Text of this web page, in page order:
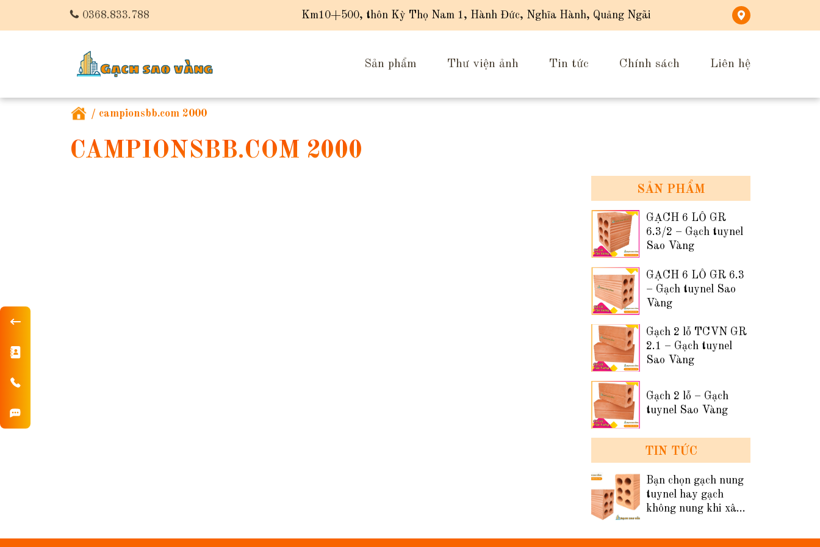
0368.833.788 Km10+500, thôn Kỳ Thọ Nam 1, Hành Đức, Nghĩa Hành, Quảng Ngãi
Sản phẩm Thư viện ảnh Tin tức Chính sách Liên hệ
/ campionsbb.com 2000
CAMPIONSBB.COM 2000
SẢN PHẨM
GẠCH 6 LỖ GR
6.3/2 – Gạch tuynel
Sao Vàng
GẠCH 6 LỖ GR 6.3
– Gạch tuynel Sao
Vàng
Gạch 2 lỗ TCVN GR
2.1 – Gạch tuynel
Sao Vàng
Gạch 2 lỗ – Gạch
tuynel Sao Vàng
TIN TỨC
Bạn chọn gạch nung
tuynel hay gạch
không nung khi xây